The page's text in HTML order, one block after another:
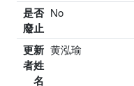
是否
廢止
No
更新
者姓
名
黄泓瑜